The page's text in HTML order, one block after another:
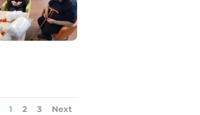
1 2 3 Next